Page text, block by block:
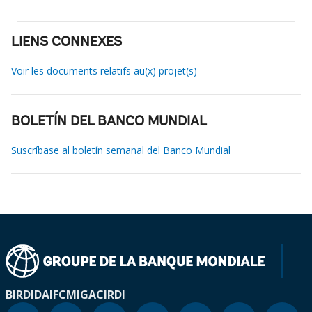
LIENS CONNEXES
Voir les documents relatifs au(x) projet(s)
BOLETÍN DEL BANCO MUNDIAL
Suscríbase al boletín semanal del Banco Mundial
BIRDIDAIFCMIGACIRDI